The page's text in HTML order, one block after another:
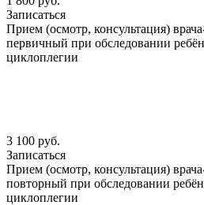
Записаться
Прием (осмотр, консультация)
первичный при обследовании
циклоплегии
3 100 руб.
Записаться
Прием (осмотр, консультация)
повторный при обследовании
циклоплегии